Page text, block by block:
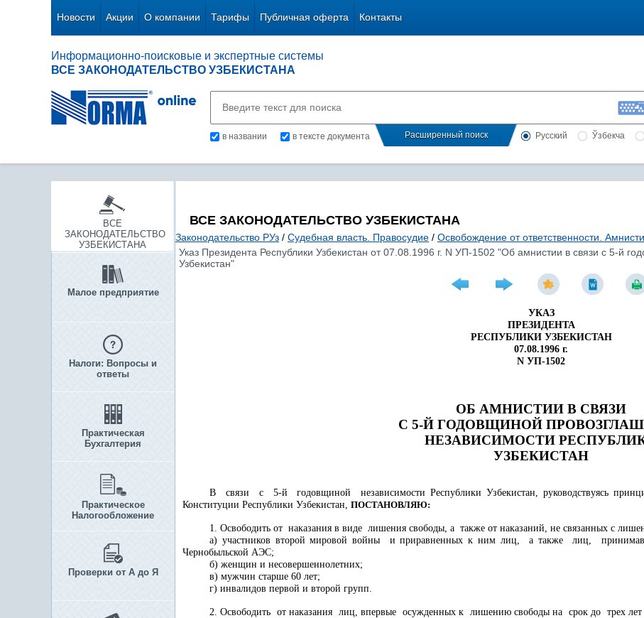
Новости Акции О компании Тарифы Публичная оферта Контакты
Информационно-поисковые и экспертные системы
ВСЕ ЗАКОНОДАТЕЛЬСТВО УЗБЕКИСТАНА
в названии в тексте документа Расширенный поиск Русский Ўзбекча
ВСЕ
ЗАКОНОДАТЕЛЬСТВО
УЗБЕКИСТАНА
Малое предприятие
Налоги: Вопросы и
ответы
Практическая
Бухгалтерия
Практическое
Налогообложение
Проверки от А до Я
ВСЕ ЗАКОНОДАТЕЛЬСТВО УЗБЕКИСТАНА
Законодательство РУз / Судебная власть. Правосудие / Освобождение от ответственности.
Указ Президента Республики Узбекистан от 07.08.1996 г. N УП-1502 "Об амнистии в связи с 5-й
Узбекистан"
УКАЗ
ПРЕЗИДЕНТА
РЕСПУБЛИКИ УЗБЕКИСТАН
07.08.1996 г.
N УП-1502
ОБ АМНИСТИИ В СВЯЗИ
С 5-Й ГОДОВЩИНОЙ
НЕЗАВИСИМОСТИ
УЗБЕКИСТАН
В связи с 5-й годовщиной независимости Республики Узбекистан, руководствуясь
Конституции Республики Узбекистан, ПОСТАНОВЛЯЮ:
1. Освободить от наказания в виде лишения свободы, а также от наказаний, не связанных с
а) участников второй мировой войны и приравненных к ним лиц, а также лиц,
Чернобыльской АЭС;
б) женщин и несовершеннолетних;
в) мужчин старше 60 лет;
г) инвалидов первой и второй групп.
2. Освободить от наказания лиц, впервые осужденных к лишению свободы на срок до трех